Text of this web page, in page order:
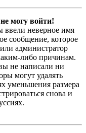
могу войти!
ввели неверное имя
сообщение, которое
администратор
либо причинам.
не написали ни
могут удалять
уменьшения размера
снова и